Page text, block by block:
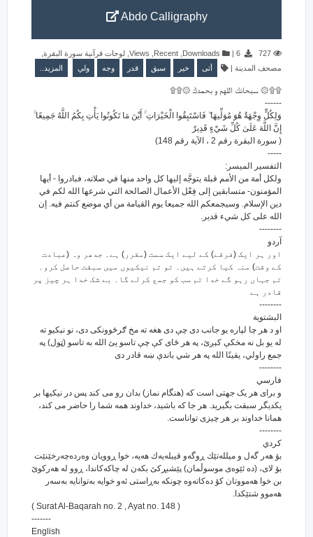
Abdo Calligraphy
727
6
|
Downloads
,
Recent
,
Views
, لوحات قرآنية سورة البقرة ,
مصحف المدينة | أتى خير سبق قدر وجه ولي المزيد..
۩۩۞ سبحانك اللهم و بحمدك ۞۩۩
------
وَلِكُلٍّ وِجْهَةٌ هُوَ مُوَلِّيهَا ۖ فَاسْتَبِقُوا الْخَيْرَاتِ ۚ أَيْنَ مَا تَكُونُوا يَأْتِ بِكُمُ اللَّهُ جَمِيعًا ۚ
إِنَّ اللَّهَ عَلَىٰ كُلِّ شَيْءٍ قَدِيرٌ
( سورة البقرة رقم 2 ، الآية رقم 148)
-----
التفسير الميسر:
ولكل أمة من الأمم قبلة يتوجَّه إليها كل واحد منها في صلاته، فبادروا - أيها
المؤمنون- متسابقين إلى فِعْل الأعمال الصالحة التي شرعها الله لكم في
دين الإسلام. وسيجمعكم الله جميعا يوم القيامة من أي موضع كنتم فيه. إن
الله على كل شيء قدير.
--------
آردو
اور ہر ایک (فرقے) کے لیے ایک سمت (مقرر) ہے۔ جدھر وہ (عبادت
کے وقت) منہ کیا کرتے ہیں۔ تو تم نیکیوں میں سبقت حاصل کرو۔
تم جہاں رہو گے خدا تم سب کو جمع کرلے گا۔ بے شک خدا ہر چیز پر
قادر ہے
--------
البشتوية
او د هر چا لپاره یو جانب دى چې دى هغه ته مخ ګرځوونكى دى، نو نېكیو ته
له یو بل نه مخكې كېږئ، په هر ځاى كې چې تاسو یئ الله به تاسو (ټول) په
جمع راولي، یقینًا الله په هر شي باندې ښه قادر دى
--------
فارسي
و برای هر یک جهتی است که (هنگام نماز) بدان رو می کند پس در نیکیها بر
یکدیگر سبقت بگیرید. هر جا که باشید، خداوند همه شما را حاضر می کند،
همانا خداوند بر هر چیزی تواناست.
--------
كردي
بۆ هه‌ر گه‌ل و میلله‌تێك ڕوگه‌و قیبله‌یه‌ك هه‌یه‌، خوا ڕوویان وه‌رده‌چه‌رخێنێت
بۆ لای، (ده ئێوه‌ی موسوڵمان) پێشبڕكێ بكه‌ن له چاكه‌كاندا، ڕوو له هه‌ركوێ
بن خوا هه‌مووتان كۆ ده‌كاته‌وه چونكه به‌ڕاستی ئه‌و خوایه به‌توانایه به‌سه‌ر
هه‌موو شتێكدا.
( Surat Al-Baqarah no. 2 , Ayat no. 148 )
-------
English